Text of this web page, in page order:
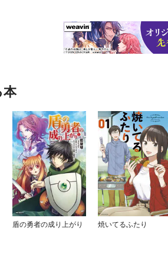
本
盾の勇者の成り上がり 焼いてるふたり